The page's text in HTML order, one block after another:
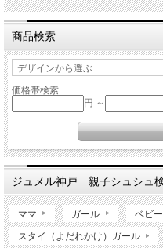
商品検索
価格帯検索
円 ～
ジュメル神戸 親子シュシュ
ママ ガール ベビ
スタイ（よだれかけ）ガール